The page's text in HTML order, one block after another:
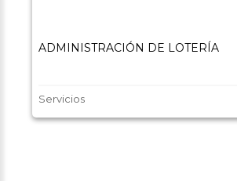
ADMINISTRACIÓN DE LOTERÍA
Servicios